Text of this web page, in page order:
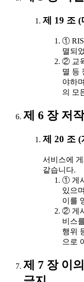
제 19 조
①
멸되
② 교
멸 등
야하
의 모
제 6 장 저
제 20 조
서비스에
같습니다.
① 게
있으
이를
② 게
비스
행위
으로
제 7 장 이